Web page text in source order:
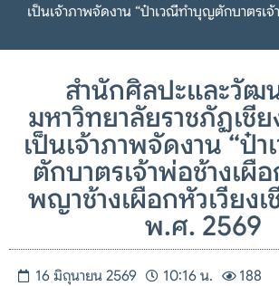
เป็นเจ้าภาพจัดงาน “ป๋าเวณีทำบุญตักบาตรเ
สำนักศิลปะและวัฒ
มหาวิทยาลัยราชภัฏเชีย
เป็นเจ้าภาพจัดงาน “ป๋
ตักบาตรเจ้าพ่อช้างเผือ
พญาช้างเผือกหัวเวียงเ
พ.ศ. 2569
16 มิถุนายน 2569 10:16 น. 188